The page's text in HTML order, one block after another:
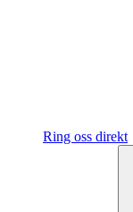
Ring oss direkt